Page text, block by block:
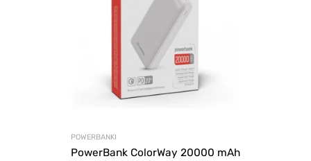
POWERBANKI
PowerBank ColorWay 20000 mAh